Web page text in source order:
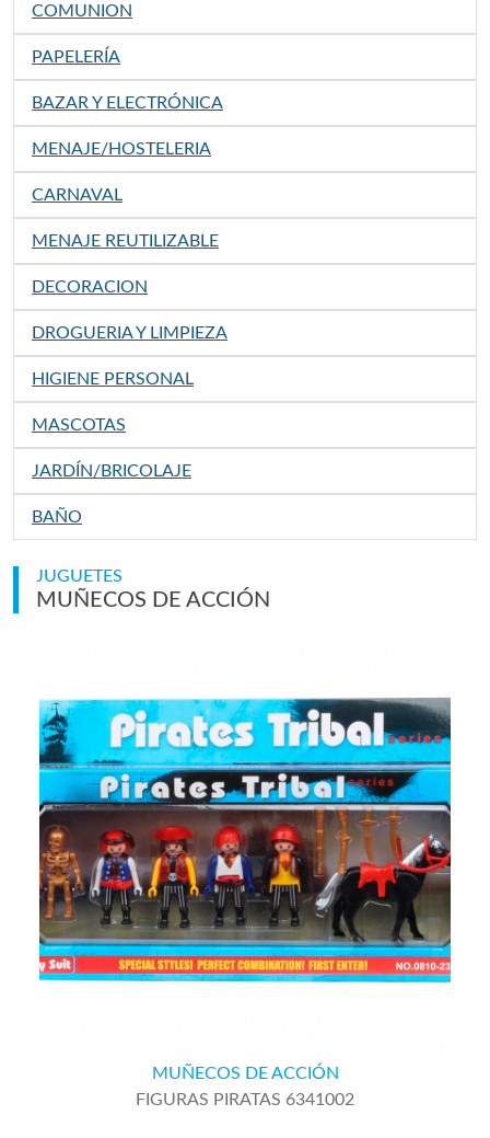
JUGUETES
MUÑECOS DE ACCIÓN
MUÑECOS DE ACCIÓN
FIGURAS PIRATAS 6341002
COMUNION
PAPELERÍA
BAZAR Y ELECTRÓNICA
MENAJE/HOSTELERIA
CARNAVAL
MENAJE REUTILIZABLE
DECORACION
DROGUERIA Y LIMPIEZA
HIGIENE PERSONAL
MASCOTAS
JARDÍN/BRICOLAJE
BAÑO